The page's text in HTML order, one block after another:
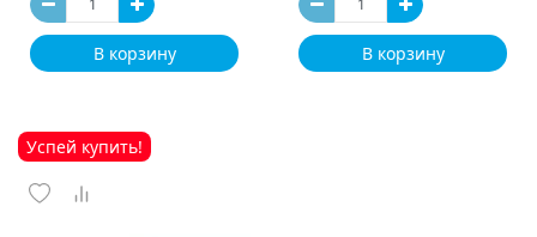
В корзину В корзину
Успей купить!